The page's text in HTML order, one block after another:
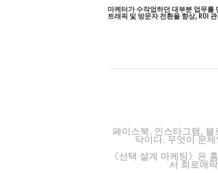
마케터가 수작업하던 대부분 업무를
트래픽 및 방문자 전환율 향상, ROI
페이스북, 인스타그램,
닥이다. 무엇이 문
《선택 설계 마케팅》은
서 희로애